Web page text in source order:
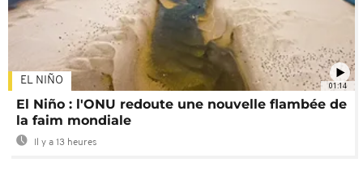
01:14
EL NIÑO
El Niño : l'ONU redoute une nouvelle flambée de
la faim mondiale
Il y a 13 heures